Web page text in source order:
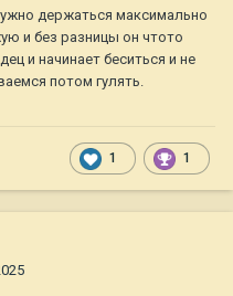
держаться максимально
и без разницы он чтото
и начинает беситься и не
потом гулять.
1 1